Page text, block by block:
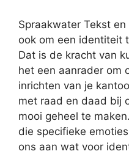
Spraakwater Tekst
ook om een identiteit
Dat is de kracht van
het een aanrader om
inrichten van je
met raad en daad bij
mooi geheel te
die specifieke
ons aan wat voor